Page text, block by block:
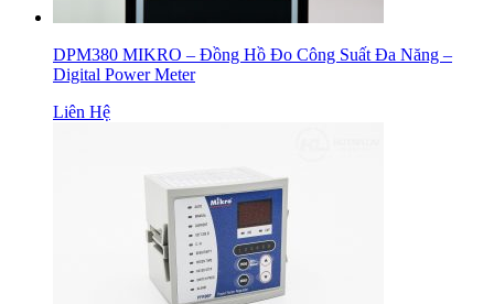
DPM380 MIKRO – Đồng Hồ Đo Công Suất Đa Năng –
Digital Power Meter
Liên Hệ